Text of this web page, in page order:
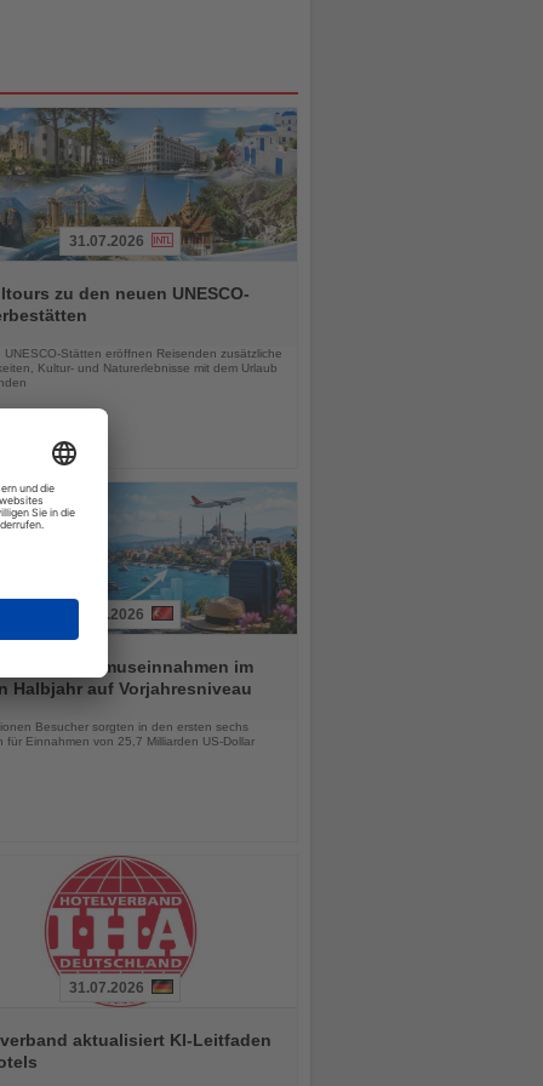
31.07.2026
zu den neuen UNESCO-
UNESCO-Stätten eröffnen Reisenden zusätzliche
Kultur- und Naturerlebnisse mit dem Urlaub
01.08.2026
hält Tourismuseinnahmen im
Halbjahr auf Vorjahresniveau
Besucher sorgten in den ersten sechs
für Einnahmen von 25,7 Milliarden US-Dollar
31.07.2026
aktualisiert KI-Leitfaden